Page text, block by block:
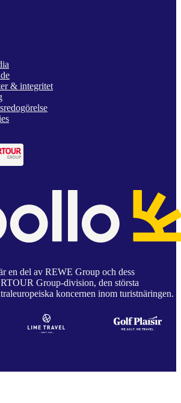
& integritet
en del av REWE Group och dess
Group-division, den största
koncernen inom turistnäringen.